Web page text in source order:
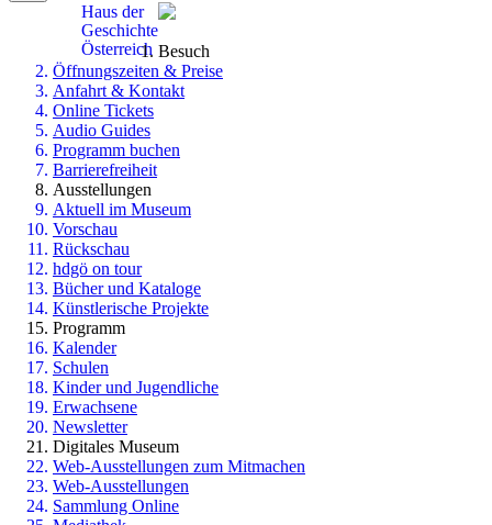
Haus der
Geschichte
Österreich Besuch
Öffnungszeiten & Preise
Anfahrt & Kontakt
Online Tickets
Audio Guides
Programm buchen
Barrierefreiheit
Ausstellungen
Aktuell im Museum
Vorschau
Rückschau
hdgö on tour
Bücher und Kataloge
Künstlerische Projekte
Programm
Kalender
Schulen
Kinder und Jugendliche
Erwachsene
Newsletter
Digitales Museum
Web-Ausstellungen zum Mitmachen
Web-Ausstellungen
Sammlung Online